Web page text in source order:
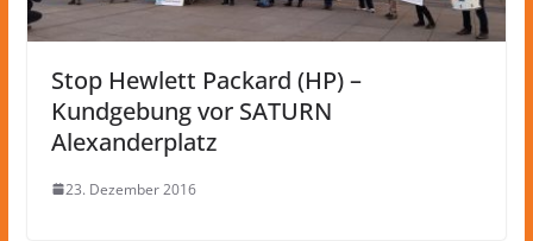
Stop Hewlett Packard (HP) –
Kundgebung vor SATURN
Alexanderplatz
23. Dezember 2016